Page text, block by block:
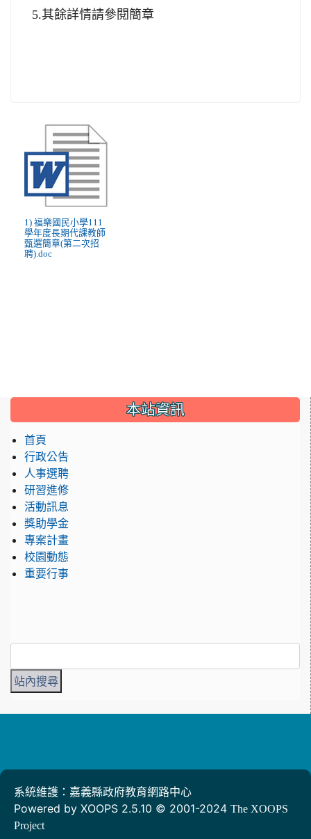
5.其餘詳情請參閱簡章
1) 福樂國民小學111
學年度長期代課教師
甄選簡章(第二次招
聘).doc
::: 本站資訊
首頁
行政公告
人事選聘
研習進修
活動訊息
獎助學金
專案計畫
校園動態
重要行事
系統維護：嘉義縣政府教育網路中心
Powered by XOOPS 2.5.10 © 2001-2024 The XOOPS
Project